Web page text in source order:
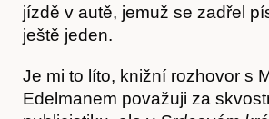
jízdě v autě, jemuž se zadřel
ještě jeden.
Je mi to líto, knižní rozhovor s
Edelmanem považuji za